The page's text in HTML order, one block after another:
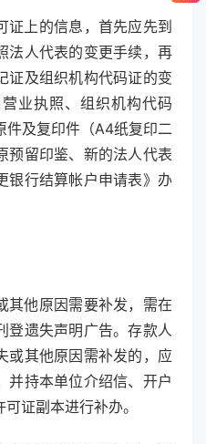
证上的信息，首先应先到
法人代表的变更手续，再
证及组织机构代码证的变
业执照、组织机构代码
件及复印件（A4纸复印二
预留印鉴、新的法人代表
银行结算帐户申请表》办
其他原因需要补发，需在
登遗失声明广告。存款人
或其他原因需补发的，应
并持本单位介绍信、开户
证副本进行补办。